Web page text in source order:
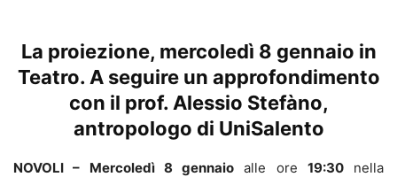
La proiezione, mercoledì 8 gennaio in
Teatro. A seguire un approfondimento
con il prof. Alessio Stefàno,
antropologo di UniSalento
NOVOLI – Mercoledì 8 gennaio alle ore 19:30nella